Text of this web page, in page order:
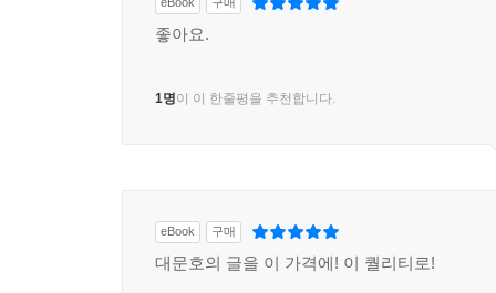
좋아요.
1명이 이 한줄평을 추천합니다.
eBook 구매
대문호의 글을 이 가격에! 이 퀄리티로!